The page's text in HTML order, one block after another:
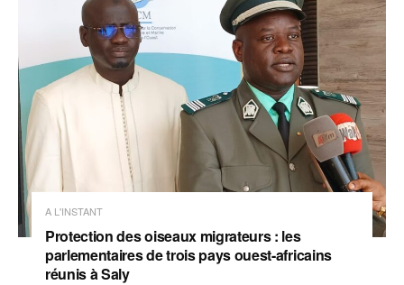
A L'INSTANT
Protection des oiseaux migrateurs : les
parlementaires de trois pays ouest-africains
réunis à Saly